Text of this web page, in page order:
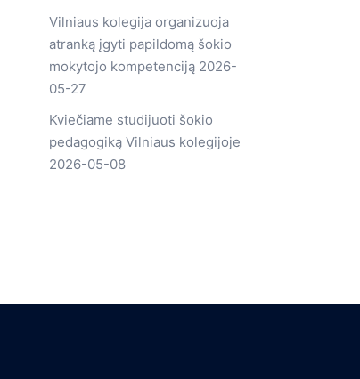
Vilniaus kolegija organizuoja
atranką įgyti papildomą šokio
mokytojo kompetenciją 2026-
05-27
Kviečiame studijuoti šokio
pedagogiką Vilniaus kolegijoje
2026-05-08